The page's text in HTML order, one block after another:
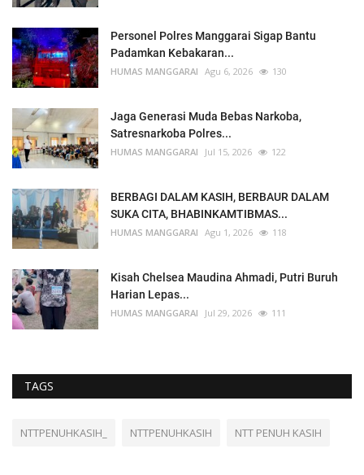
Personel Polres Manggarai Sigap Bantu
Padamkan Kebakaran...
HUMAS MANGGARAI Agu 6, 2026 130
Jaga Generasi Muda Bebas Narkoba,
Satresnarkoba Polres...
HUMAS MANGGARAI Jul 15, 2026 122
BERBAGI DALAM KASIH, BERBAUR DALAM
SUKA CITA, BHABINKAMTIBMAS...
HUMAS MANGGARAI Agu 1, 2026 118
Kisah Chelsea Maudina Ahmadi, Putri Buruh
Harian Lepas...
HUMAS MANGGARAI Jul 29, 2026 111
TAGS
NTTPENUHKASIH_ NTTPENUHKASIH NTT PENUH KASIH